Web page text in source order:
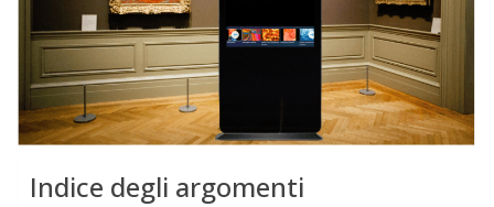
Indice degli argomenti